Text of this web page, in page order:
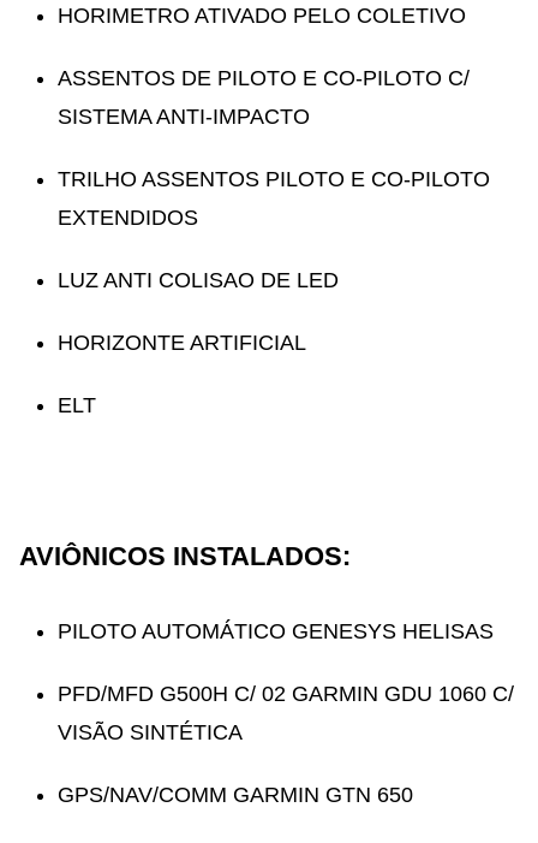
HORIMETRO ATIVADO PELO COLETIVO
ASSENTOS DE PILOTO E CO-PILOTO C/
SISTEMA ANTI-IMPACTO
TRILHO ASSENTOS PILOTO E CO-PILOTO
EXTENDIDOS
LUZ ANTI COLISAO DE LED
HORIZONTE ARTIFICIAL
ELT
AVIÔNICOS INSTALADOS:
PILOTO AUTOMÁTICO GENESYS HELISAS
PFD/MFD G500H C/ 02 GARMIN GDU 1060 C/
VISÃO SINTÉTICA
GPS/NAV/COMM GARMIN GTN 650